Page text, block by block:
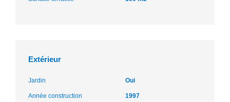
Extérieur
Jardin Oui
Année construction 1997